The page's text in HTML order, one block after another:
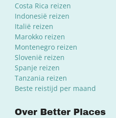
Costa Rica reizen
Indonesië reizen
Italië reizen
Marokko reizen
Montenegro reizen
Slovenië reizen
Spanje reizen
Tanzania reizen
Beste reistijd per maand
Over Better Places